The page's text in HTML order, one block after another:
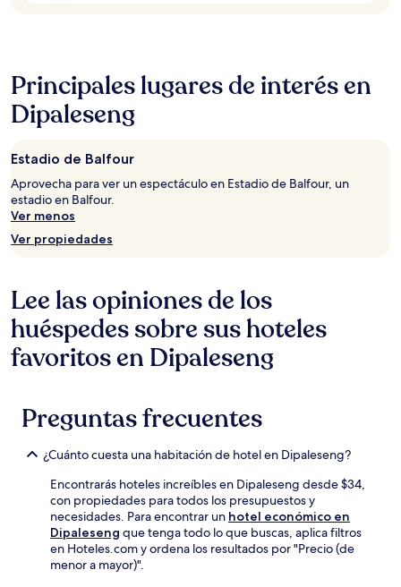
Principales lugares de interés en
Dipaleseng
Estadio de Balfour
Aprovecha para ver un espectáculo en Estadio de Balfour, un
estadio en Balfour.
Ver menos
Ver propiedades
Lee las opiniones de los
huéspedes sobre sus hoteles
favoritos en Dipaleseng
Preguntas frecuentes
¿Cuánto cuesta una habitación de hotel en Dipaleseng?
Encontrarás hoteles increíbles en Dipaleseng desde $34,
con propiedades para todos los presupuestos y
necesidades. Para encontrar un hotel económico en
Dipaleseng que tenga todo lo que buscas, aplica filtros
en Hoteles.com y ordena los resultados por "Precio (de
menor a mayor)".